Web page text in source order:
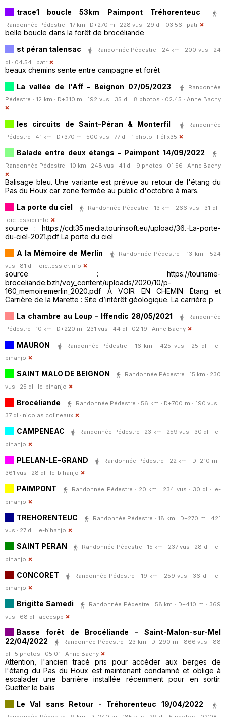
trace1 boucle 53km Paimpont Tréhorenteuc
Randonnée Pédestre · 17 km · D+270 m · 228 vus · 29 dl · 03:56 · patr
belle boucle dans la forêt de brocéliande
st péran talensac
Randonnée Pédestre · 24 km · 200 vus · 24
dl · 04:54 · patr
beaux chemins sente entre campagne et forêt
La vallée de l'Aff - Beignon 07/05/2023
Randonnée
Pédestre · 12 km · D+310 m · 192 vus · 35 dl · 8 photos · 02:45 ·Anne Bachy
les circuits de Saint-Péran & Monterfil
Randonnée
Pédestre · 41 km · D+370 m · 500 vus · 77 dl · 1 photo · Félix35
Balade entre deux étangs - Paimpont 14/09/2022
Randonnée Pédestre · 10 km · 248 vus · 41 dl · 9 photos · 01:56 · Anne Bachy
Balisage bleu. Une variante est prévue au retour de l'étang du
Pas du Houx car zone fermée au public d'octobre à mars.
La porte du ciel
Randonnée Pédestre · 13 km · 266 vus · 31 dl ·
loic.tessier.info
source : https://cdt35.media.tourinsoft.eu/upload/36.-La-porte-
du-ciel-2021.pdf La porte du ciel
A la Mémoire de Merlin
Randonnée Pédestre · 13 km · 524
vus · 81 dl · loic.tessier.info
source : https://tourisme-
broceliande.bzh/voy_content/uploads/2020/10/p-
160_memoiremerlin_2020.pdf À VOIR EN CHEMIN Étang et
Carrière de la Marette : Site d’intérêt géologique. La carrière p
La chambre au Loup - Iffendic 28/05/2021
Randonnée
Pédestre · 10 km · D+220 m · 231 vus · 44 dl · 02:19 · Anne Bachy
MAURON Randonnée Pédestre · 16 km · 425 vus · 25 dl · le-
bihanjo
SAINT MALO DE BEIGNON
Randonnée Pédestre · 15 km · 230
vus · 25 dl · le-bihanjo
Brocéliande
Randonnée Pédestre · 56 km · D+700 m · 190 vus ·
37 dl · nicolas.colineaux
CAMPENEAC Randonnée Pédestre · 23 km · 259 vus · 30 dl · le-
bihanjo
PLELAN-LE-GRAND
Randonnée Pédestre · 22 km · D+210 m ·
361 vus · 28 dl · le-bihanjo
PAIMPONT Randonnée Pédestre · 20 km · 234 vus · 30 dl · le-
bihanjo
TREHORENTEUC
Randonnée Pédestre · 18 km · D+270 m · 421
vus · 27 dl · le-bihanjo
SAINT PERAN Randonnée Pédestre · 15 km · 237 vus · 28 dl · le-
bihanjo
CONCORET Randonnée Pédestre · 19 km · 259 vus · 36 dl · le-
bihanjo
Brigitte Samedi
Randonnée Pédestre · 58 km · D+410 m · 369
vus · 68 dl · accespb
Basse forêt de Brocéliande - Saint-Malon-sur-Mel
22/04/2022
Randonnée Pédestre · 23 km · D+290 m · 866 vus · 88
dl · 5 photos · 05:01 · Anne Bachy
Attention, l'ancien tracé pris pour accéder aux berges de
l'étang du Pas du Houx est maintenant condamné et oblige à
escalader une barrière installée récemment pour en sortir.
Guetter le balis
Le Val sans Retour - Tréhorenteuc 19/04/2022